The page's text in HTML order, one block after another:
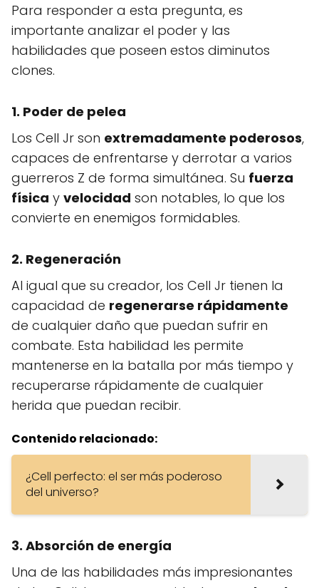
Para responder a esta pregunta, es
importante analizar el poder y las
habilidades que poseen estos diminutos
clones.
1. Poder de pelea
Los Cell Jr son extremadamente poderosos,
capaces de enfrentarse y derrotar a varios
guerreros Z de forma simultánea. Su fuerza
física y velocidad son notables, lo que los
convierte en enemigos formidables.
2. Regeneración
Al igual que su creador, los Cell Jr tienen la
capacidad de regenerarse rápidamente
de cualquier daño que puedan sufrir en
combate. Esta habilidad les permite
mantenerse en la batalla por más tiempo y
recuperarse rápidamente de cualquier
herida que puedan recibir.
Contenido relacionado:
¿Cell perfecto: el ser más poderoso
del universo?
3. Absorción de energía
Una de las habilidades más impresionantes